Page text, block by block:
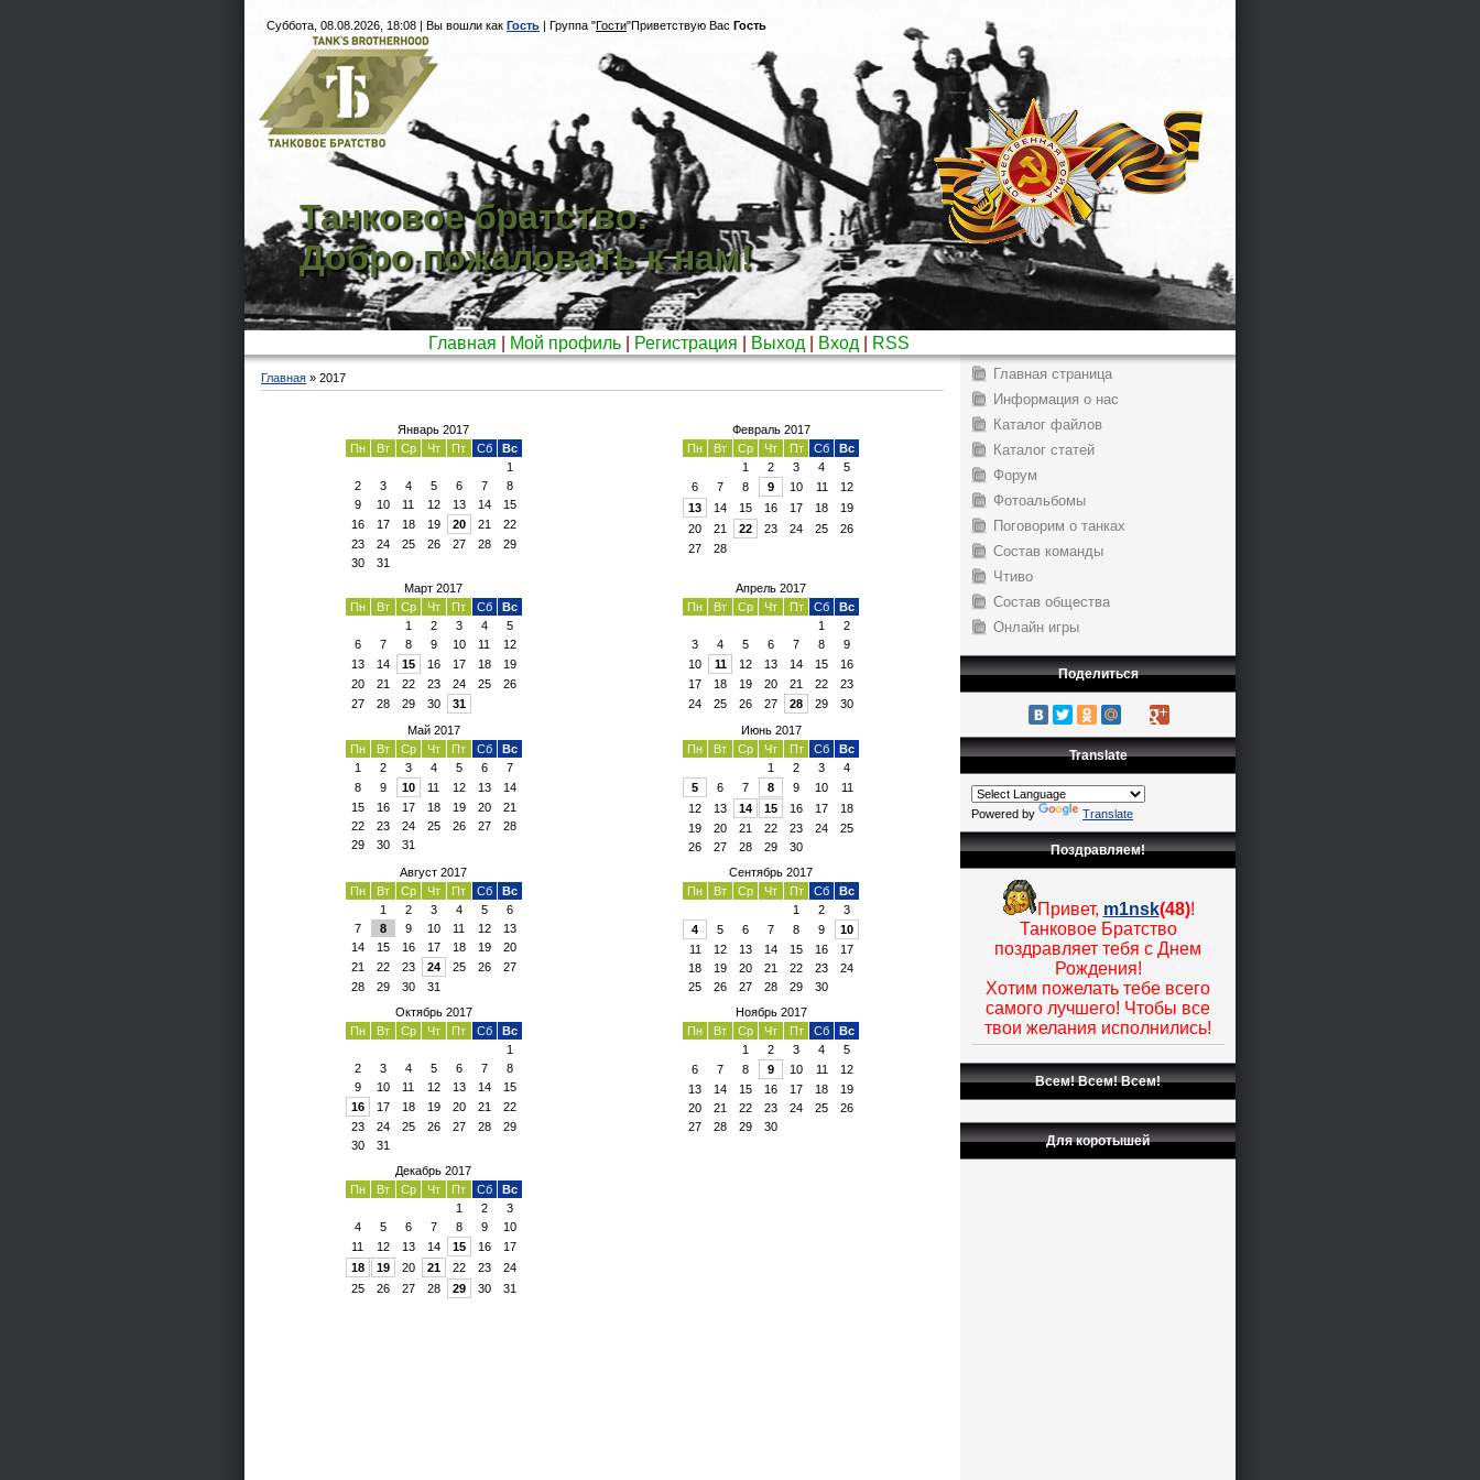
Суббота, 08.08.2026, 18:08 | Вы вошли как Гость | Группа "Гости"Приветствую Вас Гость
Танковое братство.
Добро пожаловать к нам!
Главная Мой профиль Регистрация Выход Вход RSS
Главная » 2017
Январь 2017
Пн
Вт Ср Чт Пт Сб
Вс
1
2
3 4 5 6 7
8
9
10 11 12 13 14
15
16
17 18 19 20 21
22
23
24 25 26 27 28
29
30
31
Февраль 2017
Пн
Вт Ср Чт Пт Сб
Вс
1
2 3 4
5
6
7 8 9 10 11
12
13
14 15 16 17 18
19
20
21 22 23 24 25
26
27
28
Март 2017
Пн
Вт Ср Чт Пт Сб
Вс
1
2 3 4
5
6
7 8 9 10 11
12
13
14 15 16 17 18
19
20
21 22 23 24 25
26
27
28 29 30 31
Апрель 2017
Пн
Вт Ср Чт Пт Сб
Вс
1
2
3
4 5 6 7 8
9
10
11 12 13 14 15
16
17
18 19 20 21 22
23
24
25 26 27 28 29
30
Май 2017
Пн
Вт Ср Чт Пт Сб
Вс
1
2 3 4 5 6
7
8
9 10 11 12 13
14
15
16 17 18 19 20
21
22
23 24 25 26 27
28
29
30 31
Июнь 2017
Пн
Вт Ср Чт Пт Сб
Вс
1
2 3
4
5
6 7 8 9 10
11
12
13 14 15 16 17
18
19
20 21 22 23 24
25
26
27 28 29
30
Август 2017
Пн
Вт Ср Чт Пт Сб
Вс
1
2 3 4 5
6
7
8 9 10 11 12
13
14
15 16 17 18 19
20
21
22 23 24 25 26
27
28
29 30 31
Сентябрь 2017
Пн
Вт Ср Чт Пт Сб
Вс
1
2
3
4
5 6 7 8 9
10
11
12 13 14 15 16
17
18
19 20 21 22 23
24
25
26 27 28 29
30
Октябрь 2017
Пн
Вт Ср Чт Пт Сб
Вс
1
2
3 4 5 6 7
8
9
10 11 12 13 14
15
16
17 18 19 20 21
22
23
24 25 26 27 28
29
30
31
Ноябрь 2017
Пн
Вт Ср Чт Пт Сб
Вс
1
2 3 4
5
6
7 8 9 10 11
12
13
14 15 16 17 18
19
20
21 22 23 24 25
26
27
28 29 30
Декабрь 2017
Пн
Вт Ср Чт Пт Сб
Вс
1
2
3
4
5 6 7 8 9
10
11
12 13 14 15 16
17
18
19 20 21 22 23
24
25
26 27 28 29 30 31
Главная страница
Информация о нас
Каталог файлов
Каталог статей
Форум
Фотоальбомы
Поговорим о танках
Состав команды
Чтиво
Состав общества
Онлайн игры
Поделиться
Translate
Powered by Translate
Поздравляем!
Привет, m1nsk(48)!
Танковое Братство
поздравляет тебя с Днем
Рождения!
Хотим пожелать тебе всего
самого лучшего! Чтобы все
твои желания исполнились!
Всем! Всем! Всем!
Для коротышей